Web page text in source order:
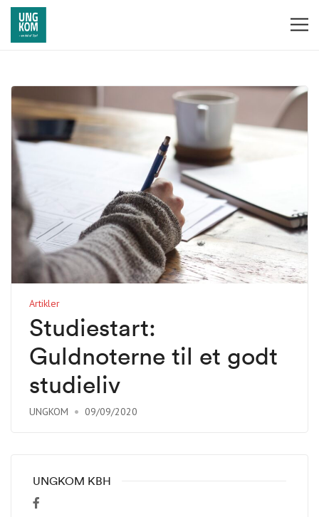
Artikler
Studiestart:
Guldnoterne til et godt
studieliv
UNGKOM 09/09/2020
UNGKOM KBH